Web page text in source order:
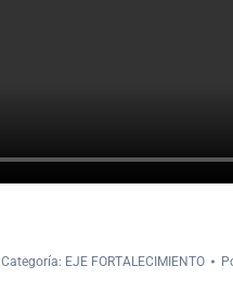
Categoría: EJE FORTALECIMIENTO